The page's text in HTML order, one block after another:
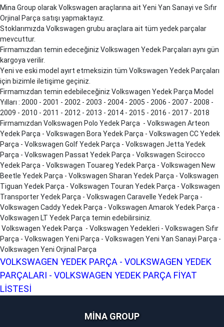
Mina Group olarak Volkswagen araçlarına ait Yeni Yan Sanayi ve Sıfır
Orjinal Parça satışı yapmaktayız.
Stoklarımızda Volkswagen grubu araçlara ait tüm yedek parçalar
mevcuttur.
Firmamızdan temin edeceğiniz Volkswagen Yedek Parçaları aynı gün
kargoya verilir.
Yeni ve eski model ayırt etmeksizin tüm Volkswagen Yedek Parçaları
için bizimle iletişime geçiniz.
Firmamızdan temin edebileceğiniz Volkswagen Yedek Parça Model
Yılları : 2000 - 2001 - 2002 - 2003 - 2004 - 2005 - 2006 - 2007 - 2008 -
2009 - 2010 - 2011 - 2012 - 2013 - 2014 - 2015 - 2016 - 2017 - 2018
Firmamızdan Volkswagen Polo Yedek Parça - Volkswagen Arteon
Yedek Parça - Volkswagen Bora Yedek Parça - Volkswagen CC Yedek
Parça - Volkswagen Golf Yedek Parça - Volkswagen Jetta Yedek
Parça - Volkswagen Passat Yedek Parça - Volkswagen Scirocco
Yedek Parça - Volkswagen Touareg Yedek Parça - Volkswagen New
Beetle Yedek Parça - Volkswagen Sharan Yedek Parça - Volkswagen
Tiguan Yedek Parça - Volkswagen Touran Yedek Parça - Volkswagen
Transporter Yedek Parça - Volkswagen Caravelle Yedek Parça -
Volkswagen Caddy Yedek Parça - Volkswagen Amarok Yedek Parça -
Volkswagen LT Yedek Parça temin edebilirsiniz.
Volkswagen Yedek Parça - Volkswagen Yedekleri - Volkswagen Sıfır
Parça - Volkswagen Yeni Parça - Volkswagen Yeni Yan Sanayi Parça -
Volkswagen Yeni Orjinal Parça
VOLKSWAGEN YEDEK PARÇA - VOLKSWAGEN YEDEK
PARÇALARI - VOLKSWAGEN YEDEK PARÇA FİYAT
LİSTESİ
MİNA GROUP